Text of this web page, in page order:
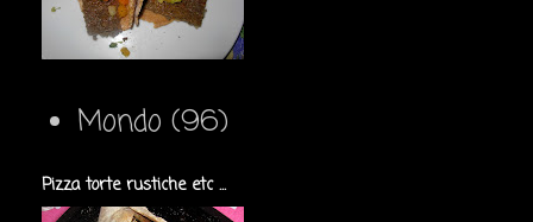
Mondo (96)
Pizza torte rustiche etc ...